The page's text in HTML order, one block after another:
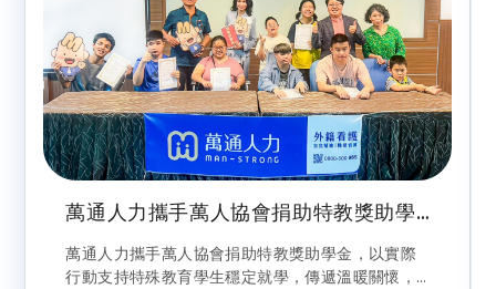
萬通人力攜手萬人協會捐助特教獎助學
金，支持孩子穩定學習
萬通人力攜手萬人協會捐助特教獎助學金，以實際
行動支持特殊教育學生穩定就學，傳遞溫暖關懷，